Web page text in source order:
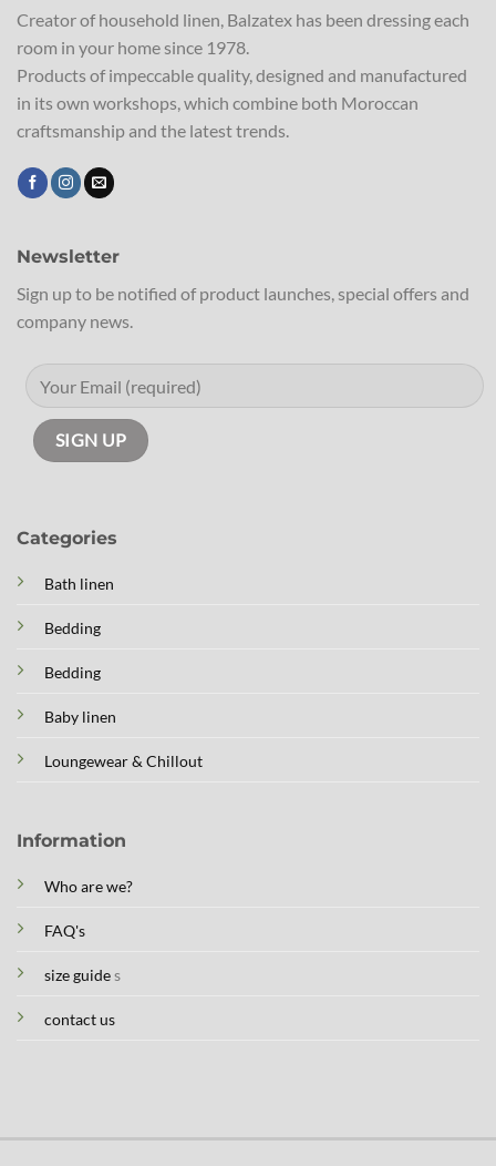
Creator of household linen, Balzatex has been dressing each
room in your home since 1978.
Products of impeccable quality, designed and manufactured
in its own workshops, which combine both Moroccan
craftsmanship and the latest trends.
Categories
Bath linen
Bedding
Bedding
Baby linen
Loungewear & Chillout
Information
Who are we?
FAQ's
size guides
contact us
Newsletter
Sign up to be notified of product launches, special offers and
company news.